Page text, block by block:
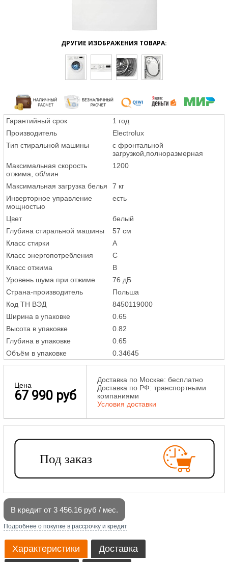
ДРУГИЕ ИЗОБРАЖЕНИЯ ТОВАРА:
Гарантийный срок
1 год
Производитель
Electrolux
Тип стиральной машины
с фронтальной
загрузкой,полноразмерная
Максимальная скорость
отжима, об/мин
1200
Максимальная загрузка белья
7 кг
Инверторное управление
мощностью
есть
Цвет
белый
Глубина стиральной машины
57 см
Класс стирки
A
Класс энергопотребления
C
Класс отжима
B
Уровень шума при отжиме
76 дБ
Страна-производитель
Польша
Код ТН ВЭД
8450119000
Ширина в упаковке
0.65
Высота в упаковке
0.82
Глубина в упаковке
0.65
Объём в упаковке
0.34645
Цена
67 990 руб
Доставка по Москве: бесплатно
Доставка по РФ: транспортными
компаниями
Условия доставки
В кредит от 3 456.16 руб / мес.
Подробнее о покупке в рассрочку и кредит
Характеристики
Доставка